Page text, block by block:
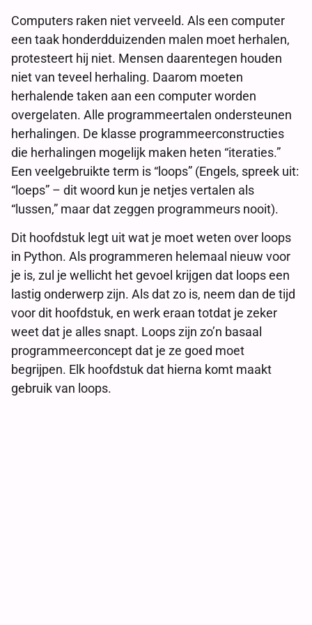
Computers raken niet verveeld. Als een computer
een taak honderdduizenden malen moet herhalen,
protesteert hij niet. Mensen daarentegen houden
niet van teveel herhaling. Daarom moeten
herhalende taken aan een computer worden
overgelaten. Alle programmeertalen ondersteunen
herhalingen. De klasse programmeerconstructies
die herhalingen mogelijk maken heten “iteraties.”
Een veelgebruikte term is “loops” (Engels, spreek uit:
“loeps” – dit woord kun je netjes vertalen als
“lussen,” maar dat zeggen programmeurs nooit).
Dit hoofdstuk legt uit wat je moet weten over loops
in Python. Als programmeren helemaal nieuw voor
je is, zul je wellicht het gevoel krijgen dat loops een
lastig onderwerp zijn. Als dat zo is, neem dan de tijd
voor dit hoofdstuk, en werk eraan totdat je zeker
weet dat je alles snapt. Loops zijn zo’n basaal
programmeerconcept dat je ze goed moet
begrijpen. Elk hoofdstuk dat hierna komt maakt
gebruik van loops.